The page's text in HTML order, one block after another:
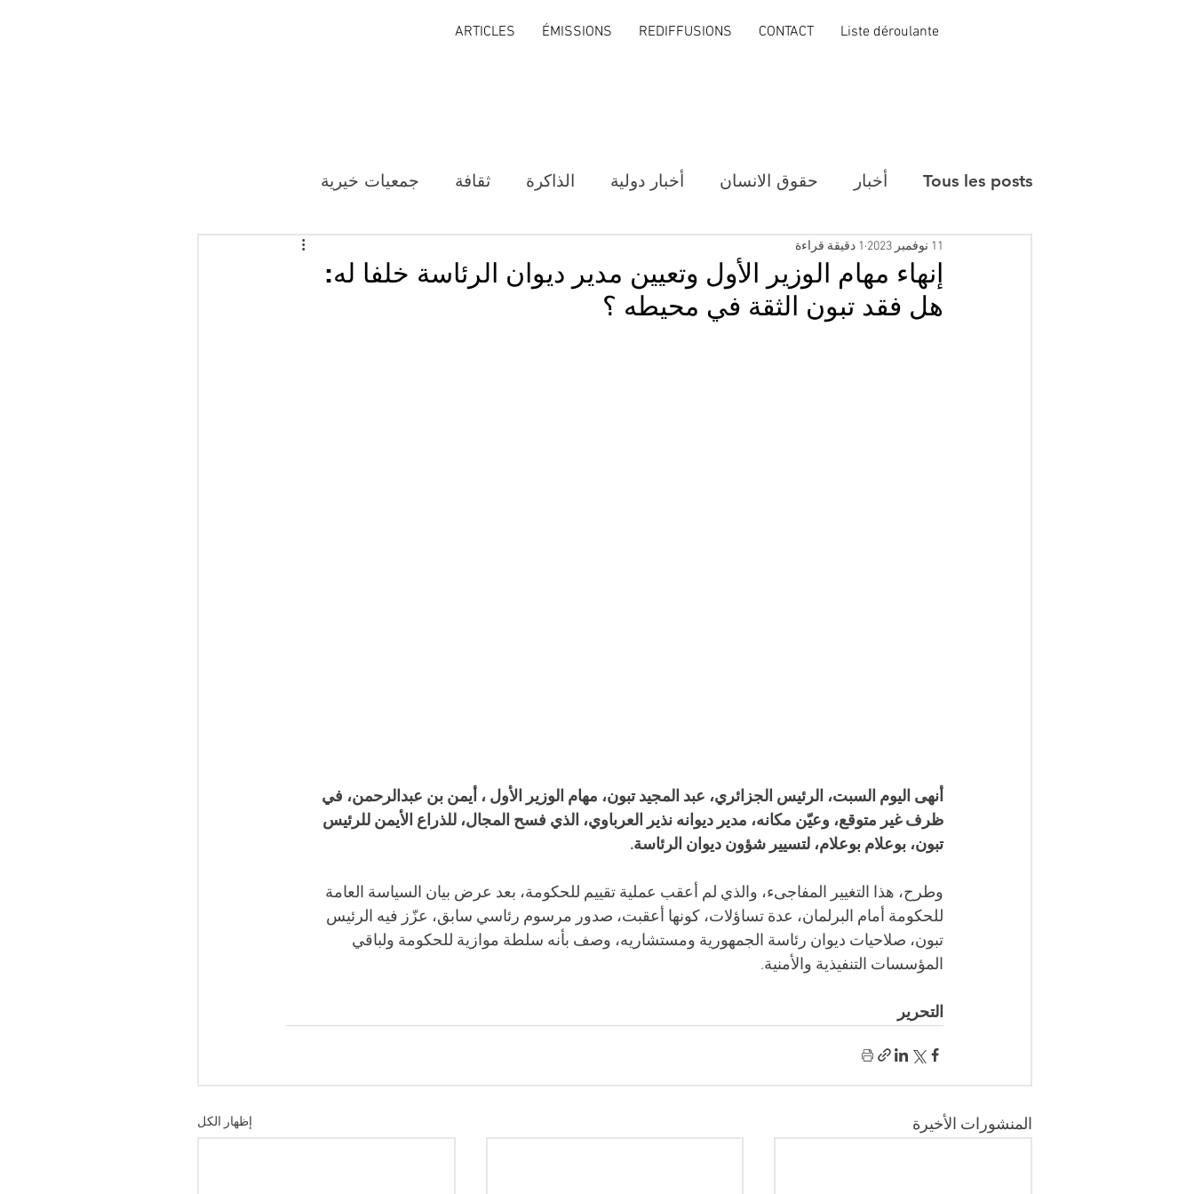
ARTICLES ÉMISSIONS REDIFFUSIONS CONTACT Liste déroulante
Tous les posts أخبار حقوق الانسان أخبار دولية الذاكرة ثقافة جمعيات خيرية
إنهاء مهام الوزير الأول وتعيين مدير ديوان الرئاسة خلفا له:
هل فقد تبون الثقة في محيطه ؟
11 نوفمبر 2023 1 دقيقة قراءة
أنهى اليوم السبت، الرئيس الجزائري، عبد المجيد تبون، مهام الوزير الأول ، أيمن بن عبدالرحمن، في
ظرف غير متوقع، وعيّن مكانه، مدير ديوانه نذير العرباوي، الذي فسح المجال، للذراع الأيمن للرئيس
تبون، بوعلام بوعلام، لتسيير شؤون ديوان الرئاسة.
وطرح، هذا التغيير المفاجىء، والذي لم أعقب عملية تقييم للحكومة، بعد عرض بيان السياسة العامة
للحكومة أمام البرلمان، عدة تساؤلات، كونها أعقبت، صدور مرسوم رئاسي سابق، عزّز فيه الرئيس
تبون، صلاحيات ديوان رئاسة الجمهورية ومستشاريه، وصف بأنه سلطة موازية للحكومة ولباقي
المؤسسات التنفيذية والأمنية.
التحرير
المنشورات الأخيرة إظهار الكل